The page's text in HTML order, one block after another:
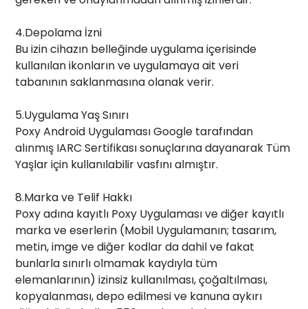
4.Depolama İzni
Bu izin cihazın belleğinde uygulama içerisinde
kullanılan ikonların ve uygulamaya ait veri
tabanının saklanmasına olanak verir.
5.Uygulama Yaş Sınırı
Poxy Android Uygulaması Google tarafından
alınmış IARC Sertifikası sonuçlarına dayanarak Tüm
Yaşlar için kullanılabilir vasfını almıştır.
8.Marka ve Telif Hakkı
Poxy adına kayıtlı Poxy Uygulaması ve diğer kayıtlı
marka ve eserlerin (Mobil Uygulamanın; tasarım,
metin, imge ve diğer kodlar da dahil ve fakat
bunlarla sınırlı olmamak kaydıyla tüm
elemanlarının) izinsiz kullanılması, çoğaltılması,
kopyalanması, depo edilmesi ve kanuna aykırı